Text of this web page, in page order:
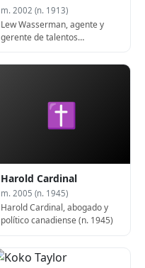
m. 2002 (n. 1913)
Lew Wasserman, agente y
gerente de talentos
✝
Harold Cardinal
m. 2005 (n. 1945)
Harold Cardinal, abogado y
político canadiense (n. 1945)